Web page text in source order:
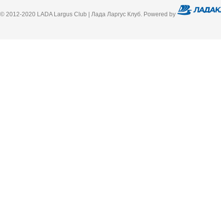
© 2012-2020 LADA Largus Club | Лада Ларгус Клуб. Powered by